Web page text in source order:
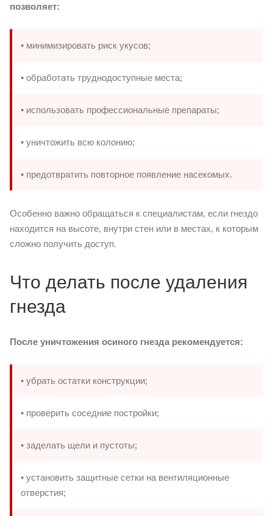
позволяет:
• минимизировать риск укусов;
• обработать труднодоступные места;
• использовать профессиональные препараты;
• уничтожить всю колонию;
• предотвратить повторное появление насекомых.
Особенно важно обращаться к специалистам, если гнездо
находится на высоте, внутри стен или в местах, к которым
сложно получить доступ.
Что делать после удаления
гнезда
После уничтожения осиного гнезда рекомендуется:
• убрать остатки конструкции;
• проверить соседние постройки;
• заделать щели и пустоты;
• установить защитные сетки на вентиляционные
отверстия;